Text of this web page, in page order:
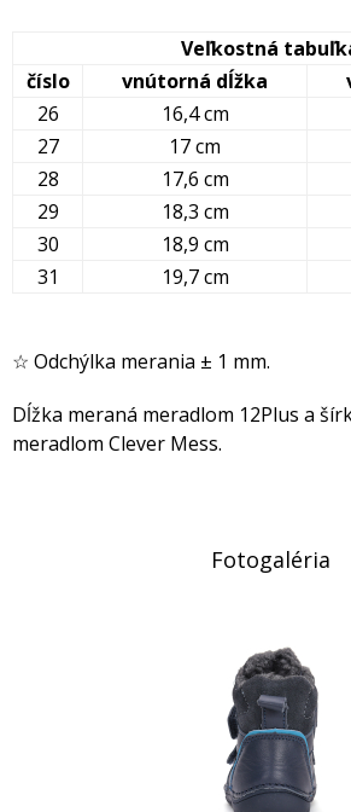
Veľkostná
číslo
vnútorná dĺžka
26
16,4 cm
27
17 cm
28
17,6 cm
29
18,3 cm
30
18,9 cm
31
19,7 cm
☆ Odchýlka merania ± 1 mm.
Dĺžka meraná meradlom 12Plus a
meradlom Clever Mess.
Fotogaléria